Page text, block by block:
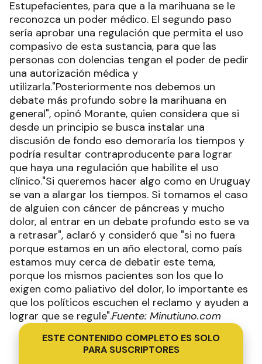
Estupefacientes, para que a la marihuana se le
reconozca un poder médico. El segundo paso
sería aprobar una regulación que permita el uso
compasivo de esta sustancia, para que las
personas con dolencias tengan el poder de pedir
una autorización médica y
utilizarla."Posteriormente nos debemos un
debate más profundo sobre la marihuana en
general", opinó Morante, quien considera que si
desde un principio se busca instalar una
discusión de fondo eso demoraría los tiempos y
podría resultar contraproducente para lograr
que haya una regulación que habilite el uso
clínico."Si queremos hacer algo como en Uruguay
se van a alargar los tiempos. Si tomamos el caso
de alguien con cáncer de páncreas y mucho
dolor, al entrar en un debate profundo esto se va
a retrasar", aclaró y consideró que "si no fuera
porque estamos en un año electoral, como país
estamos muy cerca de debatir este tema,
porque los mismos pacientes son los que lo
exigen como paliativo del dolor, lo importante es
que los políticos escuchen el reclamo y ayuden a
lograr que se regule".Fuente: Minutiuno.com
ESTE CONTENIDO COMPLETO ES SOLO
PARA SUSCRIPTORES